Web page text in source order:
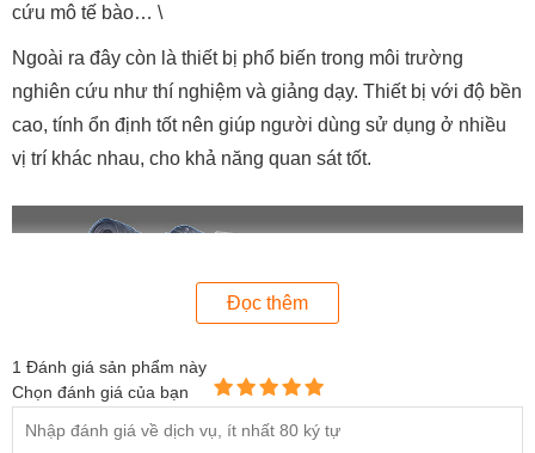
cứu mô tế bào… \
Ngoài ra đây còn là thiết bị phổ biến trong môi trường
nghiên cứu như thí nghiệm và giảng dạy. Thiết bị với độ bền
cao, tính ổn định tốt nên giúp người dùng sử dụng ở nhiều
vị trí khác nhau, cho khả năng quan sát tốt.
Đọc thêm
1 Đánh giá sản phẩm này
Chọn đánh giá của bạn